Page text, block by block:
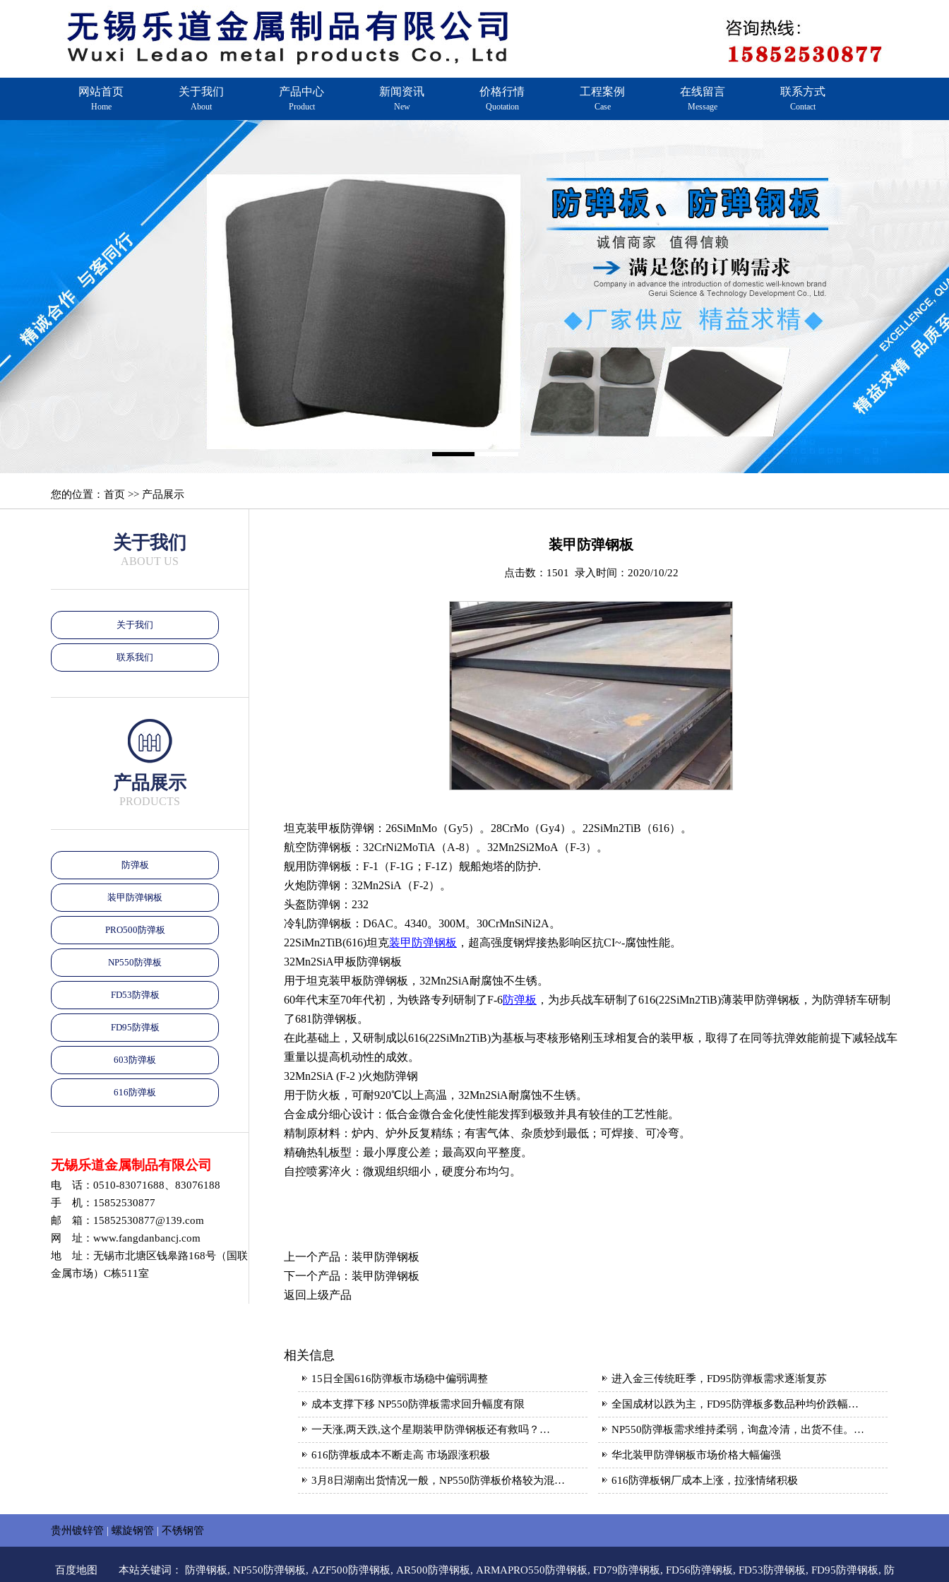
网站首页
Home
关于我们
About
产品中心
Product
新闻资讯
New
价格行情
Quotation
工程案例
Case
在线留言
Message
联系方式
Contact
您的位置：首页 >> 产品展示
关于我们
ABOUT US
关于我们
联系我们
产品展示
PRODUCTS
防弹板
装甲防弹钢板
PRO500防弹板
NP550防弹板
FD53防弹板
FD95防弹板
603防弹板
616防弹板
无锡乐道金属制品有限公司
电 话：0510-83071688、83076188
手 机：15852530877
邮 箱：15852530877@139.com
网 址：www.fangdanbancj.com
地 址：无锡市北塘区钱皋路168号（国联
金属市场）C栋511室
装甲防弹钢板
点击数：1501 录入时间：2020/10/22
坦克装甲板防弹钢： 26SiMnMo （Gy5）。 28CrMo （Gy4）。 22SiMn2TiB （616）。
航空防弹钢板： 32CrNi2MoTiA （A-8）。 32Mn2Si2MoA （F-3）。
舰用防弹钢板： F-1 （F-1G ； F-1Z）舰船炮塔的防护.
火炮防弹钢： 32Mn2SiA （F-2）。
头盔防弹钢： 232
冷轧防弹钢板： D6AC。 4340。 300M。 30CrMnSiNi2A 。
22SiMn2TiB(616)坦克装甲防弹钢板 ，超高强度钢焊接热影响区抗CI~-腐蚀性能。
32Mn2SiA甲板防弹钢板
用于坦克装甲板防弹钢板， 32Mn2SiA耐腐蚀不生锈。
60年代末至70年代初，为铁路专列研制了F-6防弹板 ，为步兵战车研制了616(22SiMn2TiB)薄装甲防弹钢板，为防弹轿车研制
了681 防弹钢板。
在此基础上，又研制成以616(22SiMn2TiB)为基板与枣核形铬刚玉球相复合的装甲板，取得了在同等抗弹效能前提下减轻战车
重量以提高机动性的成效。
32Mn2SiA (F-2 )火炮防弹钢
用于防火板，可耐920℃ 以上高温， 32Mn2SiA耐腐蚀不生锈。
合金成分细心设计：低合金微合金化使性能发挥到极致并具有较佳的工艺性能。
精制原材料：炉内、炉外反复精练；有害气体、杂质炒到最低；可焊接、可冷弯。
精确热轧板型：最小厚度公差；最高双向平整度。
自控喷雾淬火：微观组织细小，硬度分布均匀。
上一个产品： 装甲防弹钢板
下一个产品： 装甲防弹钢板
返回上级产品
相关信息
15日全国616防弹板市场稳中偏弱调整 进入金三传统旺季，FD95防弹板需求逐渐复苏
成本支撑下移 NP550防弹板需求回升幅度有限 全国成材以跌为主，FD95防弹板多数品种均价跌幅…
一天涨,两天跌,这个星期装甲防弹钢板还有救吗？… NP550防弹板需求维持柔弱，询盘冷清，出货不佳。…
616防弹板成本不断走高 市场跟涨积极 华北装甲防弹钢板市场价格大幅偏强
3月8日湖南出货情况一般，NP550防弹板价格较为混… 616防弹板钢厂成本上涨，拉涨情绪积极
贵州镀锌管 | 螺旋钢管 | 不锈钢管
百度地图 本站关键词： 防弹钢板, NP550防弹钢板, AZF500防弹钢板, AR500防弹钢板, ARMAPRO550防弹钢板, FD79防弹钢板, FD56防弹钢板, FD53防弹钢板, FD95防弹钢板, 防